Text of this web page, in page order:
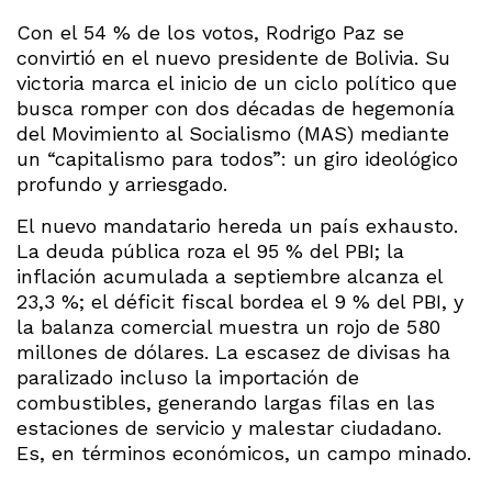
Con el 54 % de los votos, Rodrigo Paz se
convirtió en el nuevo presidente de Bolivia. Su
victoria marca el inicio de un ciclo político que
busca romper con dos décadas de hegemonía
del Movimiento al Socialismo (MAS) mediante
un “capitalismo para todos”: un giro ideológico
profundo y arriesgado.
El nuevo mandatario hereda un país exhausto.
La deuda pública roza el 95 % del PBI; la
inflación acumulada a septiembre alcanza el
23,3 %; el déficit fiscal bordea el 9 % del PBI, y
la balanza comercial muestra un rojo de 580
millones de dólares. La escasez de divisas ha
paralizado incluso la importación de
combustibles, generando largas filas en las
estaciones de servicio y malestar ciudadano.
Es, en términos económicos, un campo minado.